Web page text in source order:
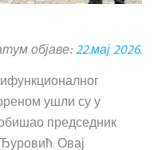
објаве:22.мај 2026.
ушли су у
председник
Овај